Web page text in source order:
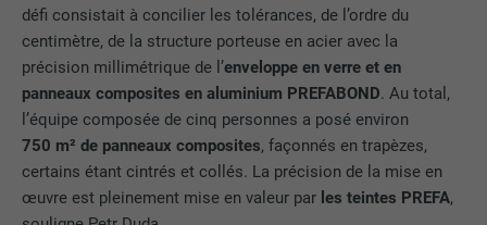
défi consistait à concilier les tolérances, de l’ordre du
centimètre, de la structure porteuse en acier avec la
précision millimétrique de l’enveloppe en verre et en
panneaux composites en aluminium PREFABOND. Au total,
l’équipe composée de cinq personnes a posé environ
750 m² de panneaux composites, façonnés en trapèzes,
certains étant cintrés et collés. La précision de la mise en
œuvre est pleinement mise en valeur par les teintes PREFA,
acceptés par l'utilisateur.
UTILITÉ
Est utilisé par Google Analytics pour
limiter le taux de sollicitation.
NOM
FOURNISSEUR Google Universal Analytics
Ce cookie comprend un identifiant
unique via lequel vos paramètres
préférés et d'autres informations sont
enregistrés, en particulier la langue que
vous préférez, combien de résultats de
recherche doivent être affichés par page
(p. ex. 10 ou 20) et si le filtre Google
SafeSearch doit être activé ou non.